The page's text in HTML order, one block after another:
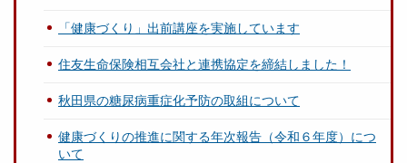
「健康づくり」出前講座を実施しています
住友生命保険相互会社と連携協定を締結しました！
秋田県の糖尿病重症化予防の取組について
健康づくりの推進に関する年次報告（令和６年度）につ
いて